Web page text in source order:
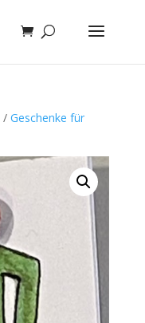
/ Geschenke für